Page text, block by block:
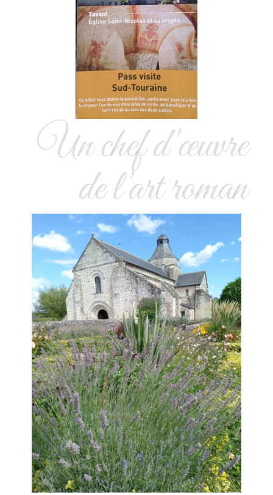
Un chef d'œuvre
de l'art roman